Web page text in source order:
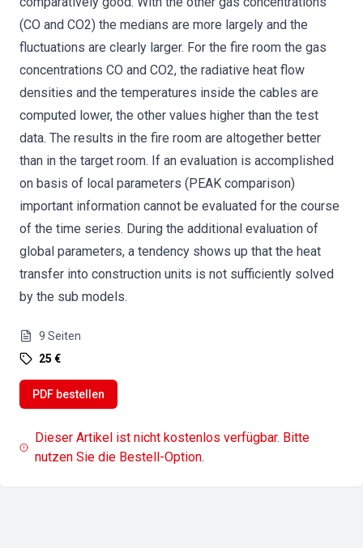
(CO and CO2) the medians are more largely and the
fluctuations are clearly larger. For the fire room the gas
concentrations CO and CO2, the radiative heat flow
densities and the temperatures inside the cables are
computed lower, the other values higher than the test
data. The results in the fire room are altogether better
than in the target room. If an evaluation is accomplished
on basis of local parameters (PEAK comparison)
important information cannot be evaluated for the course
of the time series. During the additional evaluation of
global parameters, a tendency shows up that the heat
transfer into construction units is not sufficiently solved
by the sub models.
9 Seiten
25 €
PDF bestellen
Dieser Artikel ist nicht kostenlos verfügbar. Bitte
nutzen Sie die Bestell-Option.